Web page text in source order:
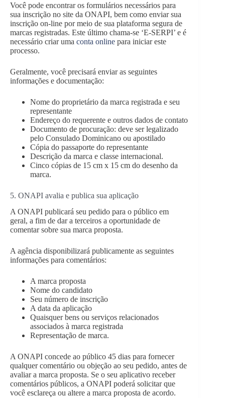
Você pode encontrar os formulários necessários para
sua inscrição no site da ONAPI, bem como enviar sua
inscrição on-line por meio de sua plataforma segura de
marcas registradas. Este último chama-se ‘E-SERPI’ e é
necessário criar uma conta online para iniciar este
processo.
Geralmente, você precisará enviar as seguintes
informações e documentação:
Nome do proprietário da marca registrada e seu
representante
Endereço do requerente e outros dados de contato
Documento de procuração: deve ser legalizado
pelo Consulado Dominicano ou apostilado
Cópia do passaporte do representante
Descrição da marca e classe internacional.
Cinco cópias de 15 cm x 15 cm do desenho da
marca.
5. ONAPI avalia e publica sua aplicação
A ONAPI publicará seu pedido para o público em
geral, a fim de dar a terceiros a oportunidade de
comentar sobre sua marca proposta.
A agência disponibilizará publicamente as seguintes
informações para comentários:
A marca proposta
Nome do candidato
Seu número de inscrição
A data da aplicação
Quaisquer bens ou serviços relacionados
associados à marca registrada
Representação de marca.
A ONAPI concede ao público 45 dias para fornecer
qualquer comentário ou objeção ao seu pedido, antes de
avaliar a marca proposta. Se o seu aplicativo receber
comentários públicos, a ONAPI poderá solicitar que
você esclareça ou altere a marca proposta de acordo.